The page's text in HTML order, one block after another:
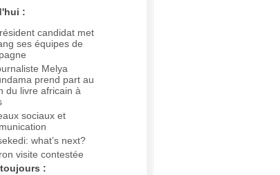
:
candidat met
ses équipes de
Melya
prend part au
du livre africain à
sociaux et
what’s next?
visite contestée
: